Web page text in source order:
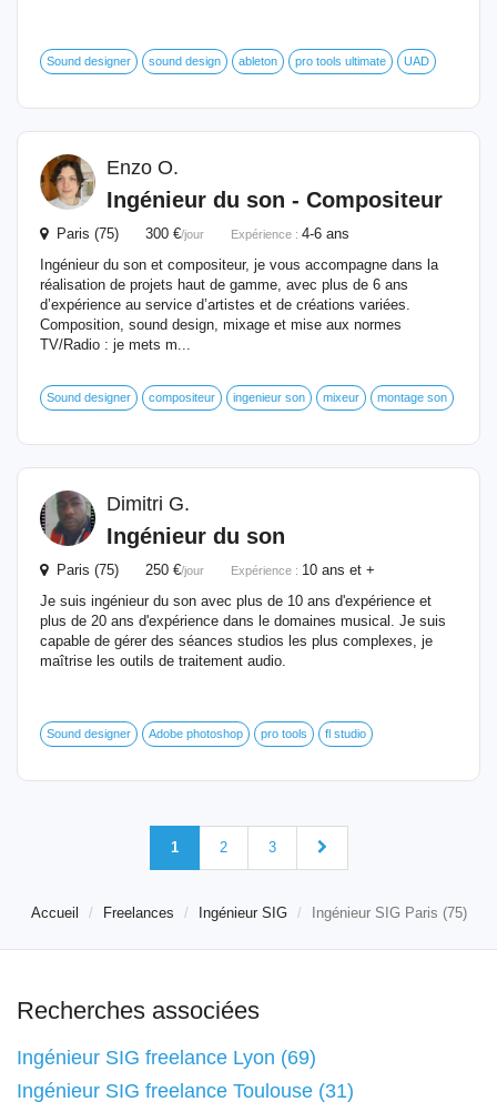
Sound designer sound design ableton pro tools ultimate UAD
Enzo O.
Ingénieur du son - Compositeur
Paris (75) 300 €/jour Expérience : 4-6 ans
Ingénieur du son et compositeur, je vous accompagne dans la
réalisation de projets haut de gamme, avec plus de 6 ans
d’expérience au service d’artistes et de créations variées.
Composition, sound design, mixage et mise aux normes
TV/Radio : je mets m...
Sound designer compositeur ingenieur son mixeur montage son
Dimitri G.
Ingénieur du son
Paris (75) 250 €/jour Expérience : 10 ans et +
Je suis ingénieur du son avec plus de 10 ans d'expérience et
plus de 20 ans d'expérience dans le domaines musical. Je suis
capable de gérer des séances studios les plus complexes, je
maîtrise les outils de traitement audio.
Sound designer Adobe photoshop pro tools fl studio
1 2 3
Accueil Freelances Ingénieur SIG Ingénieur SIG Paris (75)
Recherches associées
Ingénieur SIG freelance Lyon (69)
Ingénieur SIG freelance Toulouse (31)